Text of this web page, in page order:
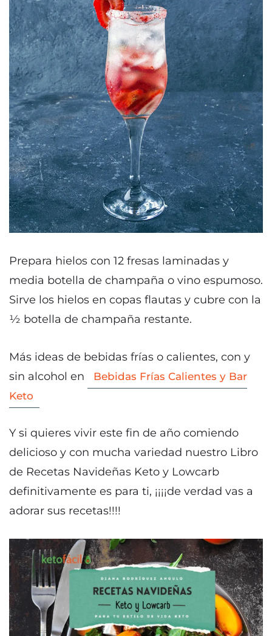
Prepara hielos con 12 fresas laminadas y
media botella de champaña o vino espumoso.
Sirve los hielos en copas flautas y cubre con la
½ botella de champaña restante.
Más ideas de bebidas frías o calientes, con y
sin alcohol en
Bebidas Frías Calientes y Bar
Keto
Y si quieres vivir este fin de año comiendo
delicioso y con mucha variedad nuestro Libro
de Recetas Navideñas Keto y Lowcarb
definitivamente es para ti, ¡¡¡¡de verdad vas a
adorar sus recetas!!!!